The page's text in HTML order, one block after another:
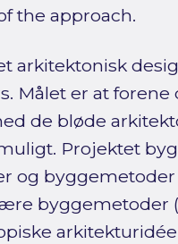
the approach.
arkitektonisk
Målet er at forene
de bløde
Projektet
og
byggemetoder